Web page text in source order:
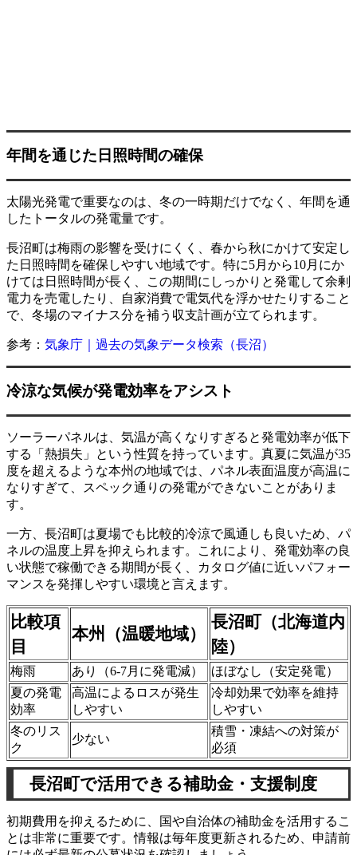
年間を通じた日照時間の確保
太陽光発電で重要なのは、冬の一時期だけでなく、年間を通
したトータルの発電量です。
長沼町は梅雨の影響を受けにくく、春から秋にかけて安定し
た日照時間を確保しやすい地域です。特に5月から10月にか
けては日照時間が長く、この期間にしっかりと発電して余剰
電力を売電したり、自家消費で電気代を浮かせたりすること
で、冬場のマイナス分を補う収支計画が立てられます。
参考： 気象庁｜過去の気象データ検索（長沼）
冷涼な気候が発電効率をアシスト
ソーラーパネルは、気温が高くなりすぎると発電効率が低下
する「熱損失」という性質を持っています。真夏に気温が35
度を超えるような本州の地域では、パネル表面温度が高温に
なりすぎて、スペック通りの発電ができないことがありま
す。
一方、長沼町は夏場でも比較的冷涼で風通しも良いため、パ
ネルの温度上昇を抑えられます。これにより、発電効率の良
い状態で稼働できる期間が長く、カタログ値に近いパフォー
マンスを発揮しやすい環境と言えます。
比較項
目
本州（温暖地域）
長沼町（北海道内
陸）
梅雨 あり（6-7月に発電減）
ほぼなし（安定発電）
夏の発電
効率
高温によるロスが発生
しやすい
冷却効果で効率を維持
しやすい
冬のリス
ク
少ない
積雪・凍結への対策が
必須
長沼町で活用できる補助金・支援制度
初期費用を抑えるために、国や自治体の補助金を活用するこ
とは非常に重要です。情報は毎年度更新されるため、申請前